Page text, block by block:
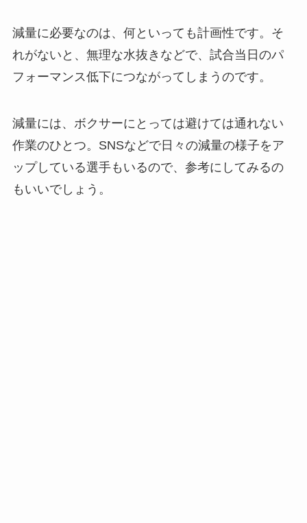
減量に必要なのは、何といっても計画性です。そ
れがないと、無理な水抜きなどで、試合当日のパ
フォーマンス低下につながってしまうのです。
減量には、ボクサーにとっては避けては通れない
作業のひとつ。SNSなどで日々の減量の様子をア
ップしている選手もいるので、参考にしてみるの
もいいでしょう。